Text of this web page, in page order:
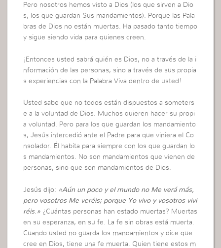
Pero nosotros hemos visto a Dios (los que sirven a Dio
s, los que guardan Sus mandamientos). Porque las Pala
bras de Dios no están muertas. Ha pasado tanto tiempo
y sigue siendo vida para quienes creen.
¡Entonces usted sabrá quién es Dios, no a través de la i
nformación de las personas, sino a través de sus propia
s experiencias con la Palabra Viva dentro de usted!
Usted sabe que no todos están dispuestos a someters
e a la voluntad de Dios. Muchos quieren hacer su propi
a voluntad. Pero para los que guardan los mandamiento
s, Jesús intercedió ante el Padre para que viniera el Co
nsolador. Él habita para siempre con los que guardan lo
s mandamientos. No son mandamientos que vienen de
personas, sino que son mandamientos de Dios.
Jesús dijo: «Aún un poco y el mundo no Me verá más,
pero vosotros Me veréis; porque Yo vivo y vosotros vivi
réis. » ¿Cuántas personas han estado muertas? Muertas
en su esperanza, en su fe. La fe sin obras está muerta.
Cuando usted no guarda los mandamientos y dice que
cree en Dios, tiene una fe muerta. Quien tiene estos m